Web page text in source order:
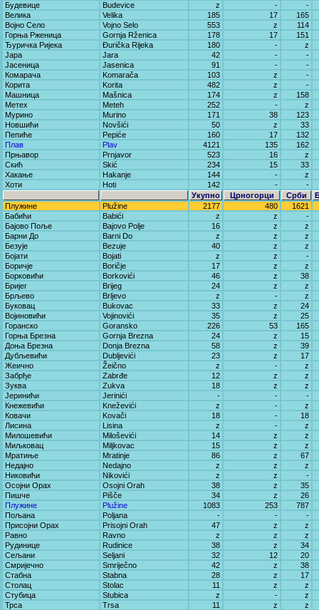
Будевице
Budevice z -
-
Велика
Velika 185 17
165
Војно Село
Vojno Selo 553 z
114
Горња Рженица
Gornja Rženica 178 17
151
Ђуричка Ријека
Đurička Rijeka 180 -
z
Јара
Jara 42 -
-
Јасеница
Jasenica 91 -
-
Комарача
Komarača 103 z
-
Корита
Korita 482 z
-
Машница
Mašnica 174 z
158
Метех
Meteh 252 -
z
Мурино
Murino 171 38
123
Новшићи
Novšići 50 z
33
Пепиће
Pepiće 160 17
132
Плав
Plav 4121 135
162
Прњавор
Prnjavor 523 16
z
Скић
Skić 234 15
33
Хакање
Hakanje 144 -
z
Хоти
Hoti 142 -
-
Укупно
Црногорци Срби
Плужине
Plužine 2177 480
1621
Бабићи
Babići z z
-
Бајово Поље
Bajovo Polje 16 z
z
Барни До
Barni Do z z
z
Безује
Bezuje 40 z
z
Бојати
Bojati z z
-
Боричје
Boričje 17 z
z
Борковићи
Borkovići 46 z
38
Бријег
Brijeg 24 z
z
Брљево
Brljevo z -
z
Буковац
Bukovac 33 z
24
Војиновићи
Vojinovići 35 z
25
Горанско
Goransko 226 53
165
Горња Брезна
Gornja Brezna 24 z
15
Доња Брезна
Donja Brezna 58 z
39
Дубљевићи
Dubljevići 23 z
17
Жеично
Žeično z -
z
Забрђе
Zabrđe 12 z
z
Зуква
Zukva 18 z
z
Јеринићи
Jerinići - -
-
Кнежевићи
Kneževići z -
z
Ковачи
Kovači 18 -
18
Лисина
Lisina z -
z
Милошевићи
Miloševići 14 z
z
Миљковац
Miljkovac 15 z
z
Мратиње
Mratinje 86 z
67
Недајно
Nedajno z z
z
Никовићи
Nikovići z z
-
Осојни Орах
Osojni Orah 38 z
35
Пишче
Pišče 34 z
26
Плужине
Plužine 1083 253
787
Пољана
Poljana - -
-
Присојни Орах
Prisojni Orah 47 z
z
Равно
Ravno z z
z
Рудинице
Rudinice 38 z
34
Сељани
Seljani 32 12
20
Смријечно
Smriječno 42 z
38
Стабна
Stabna 28 z
17
Столац
Stolac 11 z
z
Стубица
Stubica z -
z
Трса
Trsa 11 z
z